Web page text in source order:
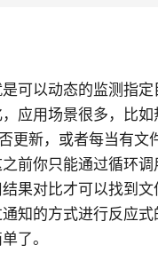
可以动态的监测指
应用场景很多，比
更新，或者每当有文
前你只能通过循环
果对比才可以找到文
知的方式进行反应式
了。